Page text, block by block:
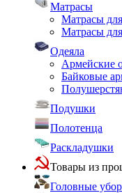
Матрасы
Матрасы
Матрасы
Одеяла
Армейские
Байковые
Подушки
Полотенца
Раскладушки
Товары из
Головные